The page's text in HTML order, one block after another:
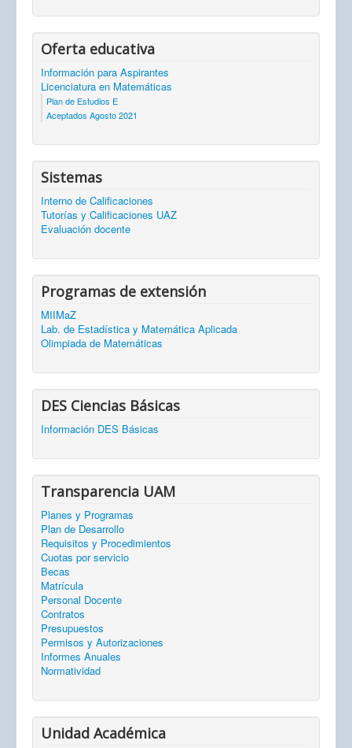
Oferta educativa
Información para Aspirantes
Licenciatura en Matemáticas
Plan de Estudios E
Aceptados Agosto 2021
Sistemas
Interno de Calificaciones
Tutorías y Calificaciones UAZ
Evaluación docente
Programas de extensión
MIIMaZ
Lab. de Estadística y Matemática Aplicada
Olimpiada de Matemáticas
DES Ciencias Básicas
Información DES Básicas
Transparencia UAM
Planes y Programas
Plan de Desarrollo
Requisitos y Procedimientos
Cuotas por servicio
Becas
Matrícula
Personal Docente
Contratos
Presupuestos
Permisos y Autorizaciones
Informes Anuales
Normatividad
Unidad Académica